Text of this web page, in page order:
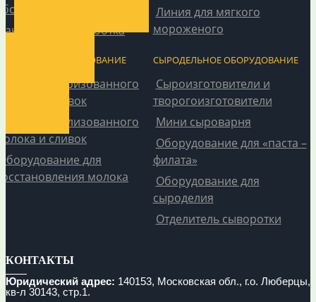
обработка
Линия для мягкого
мороженого
ОБОРУДОВАНИЕ
пастеризованного
и сливок
стерилизованного
и сливок
для
молока
СЫРОДЕЛЬНОЕ ОБОРУДОВАНИЕ
Сыроизготовители и
творогоизготовители
Мини сыроварня
Оборудование для «паста –
филата»
Оборудование для
сыроделия
Отделитель сыворотки
КОНТАКТЫ
Юридический адрес: 140153, Московская обл., г.о. Люберцы,
кв-л 30143, стр.1.